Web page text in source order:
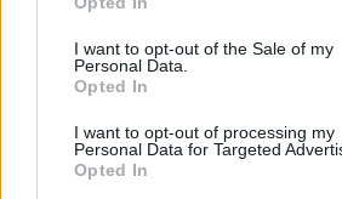
I want to opt-out of the Sale of my
Personal Data.
Opted In
I want to opt-out of processing my
Personal Data for Targeted
Opted In
óriási tapasztalatával, szakmai
megbízhatóságával hagyományosan a
műkereskedelem meghatározó
megújult BÁV Aukciósház mára a
és árverési központtá vált. . Hazánk
műkereskedelmi üzlethálózatával